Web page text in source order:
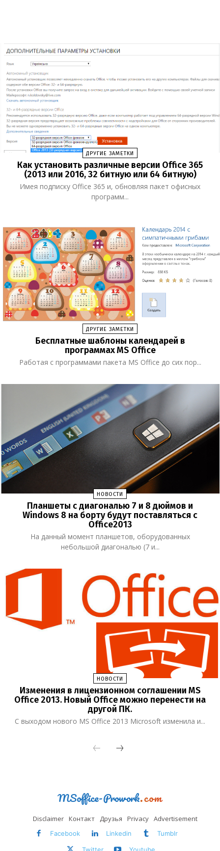
ДРУГИЕ ЗАМЕТКИ
Как установить различные версии Office 365
(2013 или 2016, 32 битную или 64 битную)
Имея подписку Office 365 и, обновляя пакет офисных
программ...
ДРУГИЕ ЗАМЕТКИ
Бесплатные шаблоны календарей в
программах MS Office
Работая с программами пакета MS Office до сих пор...
НОВОСТИ
Планшеты с диагональю 7 и 8 дюймов и
Windows 8 на борту будут поставляться с
Office2013
На данный момент планшетов, оборудованных
небольшой диагональю (7 и...
НОВОСТИ
Изменения в лицензионном соглашении MS
Office 2013. Новый Office можно перенести на
другой ПК.
С выходом нового MS Office 2013 Microsoft изменила и...
MSoffice-Prowork.com
Disclaimer Контакт Друзья Privacy Advertisement
Facebook Linkedin Tumblr
Twitter Youtube